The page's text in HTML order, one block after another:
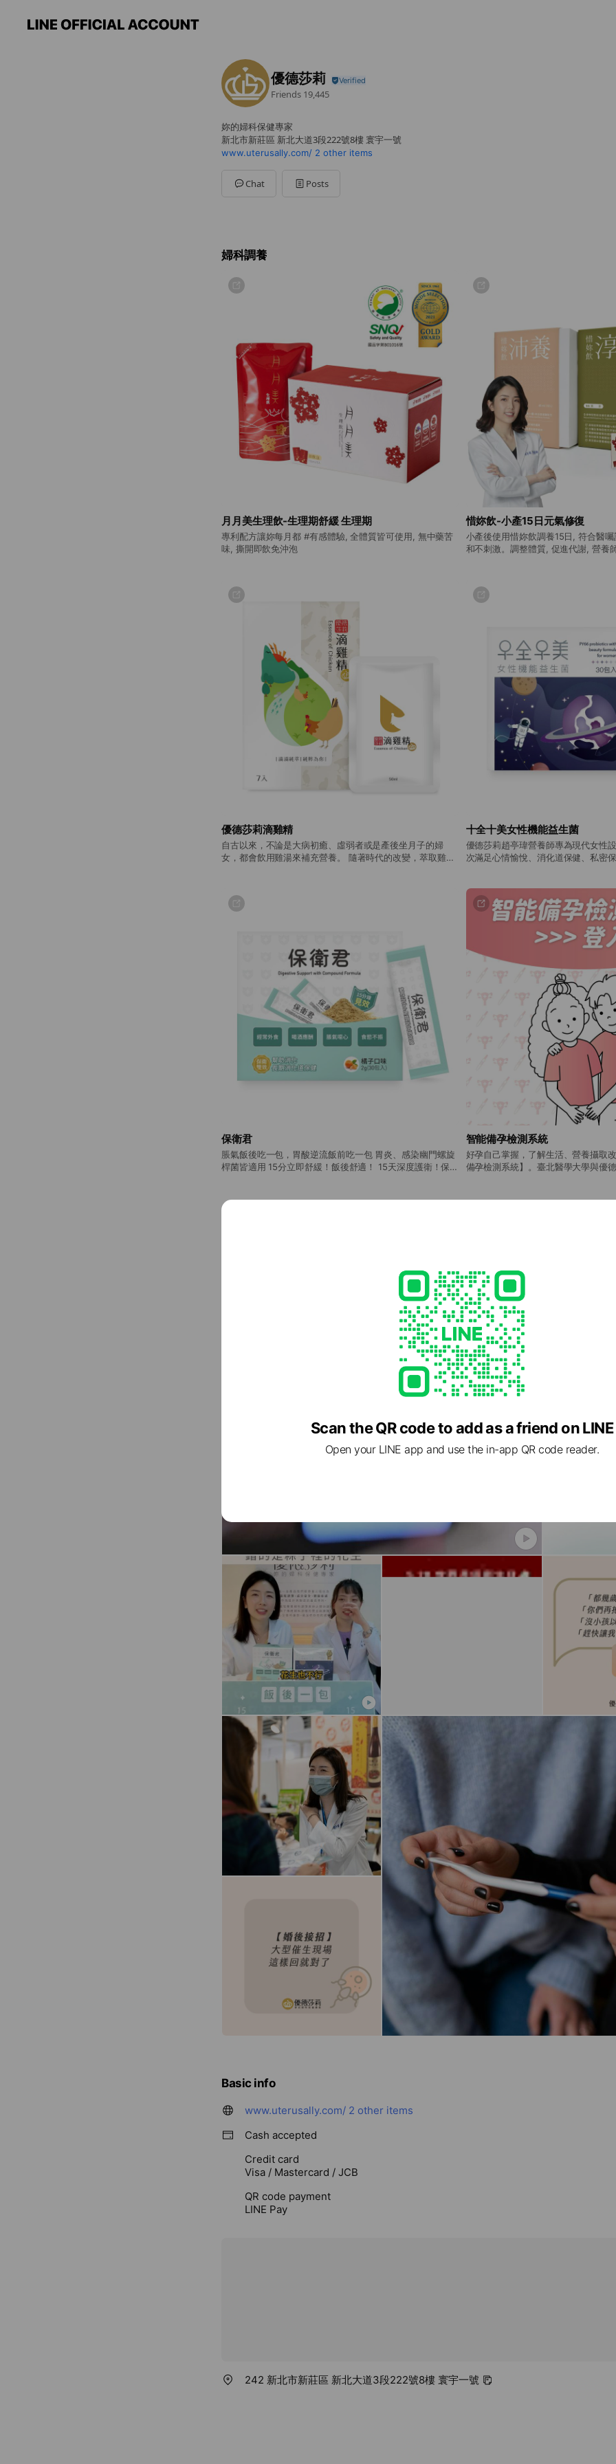
優德莎莉
Friends 19,445
妳的婦科保健專家
新北市新莊區 新北大道3段222號8樓 寰宇一號
www.uterusally.com/ 2 other items
Chat Posts
婦科調養
月月美生理飲-生理期舒緩 生理期
專利配方讓妳每月都 #有感體驗, 全體質皆可使用, 無中藥苦
味, 撕開即飲免沖泡
惜妳飲-小產15日元氣修復
小產後使用惜妳飲調養15日, 符合醫
和不刺激。調整體質, 促進代謝, 營養
優德莎莉滴雞精
自古以來，不論是大病初癒、虛弱者或是產後坐月子的婦
女，都會飲用雞湯來補充營養。 隨著時代的改變，萃取雞隻
心。
十全十美女性機能益生菌
優德莎莉趙亭瑋營養師專為現代女性
次滿足心情愉悅、消化道保健、私密
糖、果汁粉調味，成分簡單讓你體驗無
保衛君
脹氣飯後吃一包，胃酸逆流飯前吃一包 胃炎、感染幽門螺旋
桿菌皆適用 15分立即舒緩！飯後舒適！ 15天深度護衛！保
智能備孕檢測系統
好孕自己掌握，了解生活、營養攝取
備孕檢測系統】。臺北醫學大學與優
Basic info
www.uterusally.com/ 2 other items
Cash accepted
Credit card
Visa / Mastercard / JCB
QR code payment
LINE Pay
242 新北市新莊區 新北大道3段222號8樓 寰宇一號
Scan the QR code to add as a friend on LINE
Open your LINE app and use the in-app QR code reader.